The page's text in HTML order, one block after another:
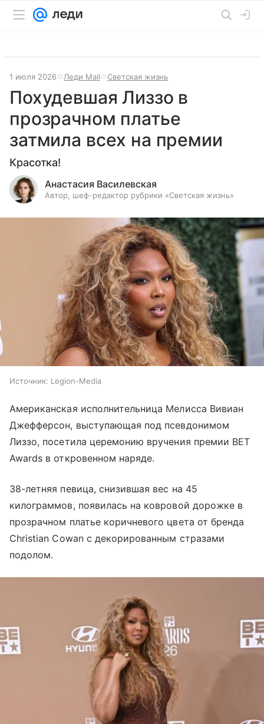
1 июля 2026 Леди Mail Светская жизнь
Похудевшая Лиззо в
прозрачном платье
затмила всех на премии
Красотка!
Анастасия Василевская
Автор, шеф-редактор рубрики «Светская жизнь»
Источник: Legion-Media
Американская исполнительница Мелисса Вивиан
Джефферсон, выступающая под псевдонимом
Лиззо, посетила церемонию вручения премии BET
Awards в откровенном наряде.
38-летняя певица, снизившая вес на 45
килограммов, появилась на ковровой дорожке в
прозрачном платье коричневого цвета от бренда
Christian Cowan c декорированным стразами
подолом.